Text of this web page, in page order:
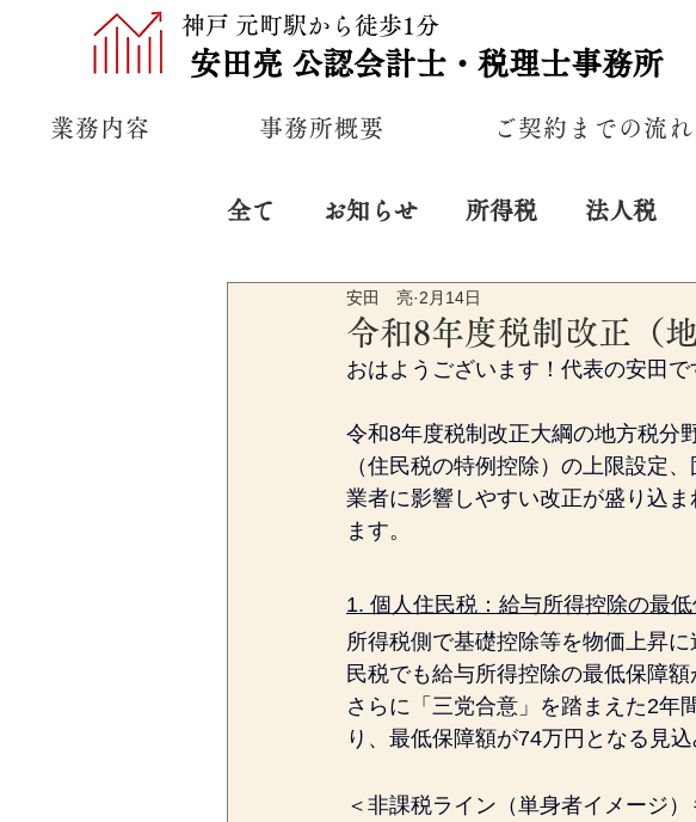
神戸 元町駅から徒歩1分
安田亮 公認会計士・税理士事務所
業務内容 事務所概要 ご契約までの流れ
全て お知らせ 所得税 法人税
プライベート 経営
令和8年度税制改正（
安田 亮 2月14日
おはようございます！代表の安田で
令和8年度税制改正大綱の地方税分
（住民税の特例控除）の上限設定
業者に影響しやすい改正が盛り込
ます。
1. 個人住民税：給与所得控除の最
所得税側で基礎控除等を物価上昇
民税でも給与所得控除の最低保障
さらに「三党合意」を踏まえた2年
り、最低保障額が74万円となる見込
＜非課税ライン（単身者イメージ）